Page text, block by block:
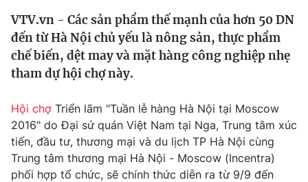
Thế giới
Tin tức
Thế giới đó đây
Câu chuyện quốc tế
Tài chính
Thị trường
Góc doanh nghiệp
Dữ liệu và đời sống
Truyền hình
VTV.vn - Các sản phẩm thế mạnh của hơn 50 DN
đến từ Hà Nội chủ yếu là nông sản, thực phẩm
chế biến, dệt may và mặt hàng công nghiệp nhẹ
tham dự hội chợ này.
Hội chợ Triển lãm "Tuần lễ hàng Hà Nội tại Moscow
2016" do Đại sứ quán Việt Nam tại Nga, Trung tâm xúc
tiến, đầu tư, thương mại và du lịch TP Hà Nội cùng
Trung tâm thương mại Hà Nội - Moscow (Incentra)
phối hợp tổ chức, sẽ chính thức diễn ra từ 9/9 đến